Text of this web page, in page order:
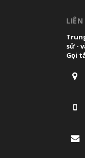
LIÊN
sử -
Gọi